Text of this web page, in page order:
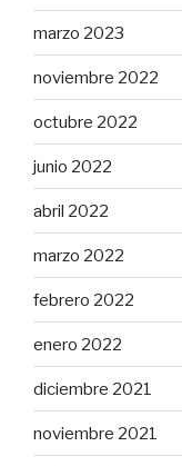
marzo 2023
noviembre 2022
octubre 2022
junio 2022
abril 2022
marzo 2022
febrero 2022
enero 2022
diciembre 2021
noviembre 2021